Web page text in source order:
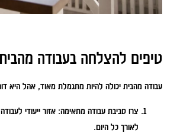
טיפים להצלחה בעבודה
עבודה מהבית יכולה להיות מתגמלת מאוד, אהל היא
צרו סביבת עבודה מתאימה: אזור ייעודי
לאורך כל היום.